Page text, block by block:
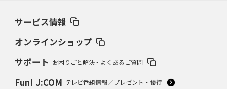
サービス情報
オンラインショップ
サポート お困りごと解決・よくあるご質問
Fun! J:COM テレビ番組情報／プレゼント・優待